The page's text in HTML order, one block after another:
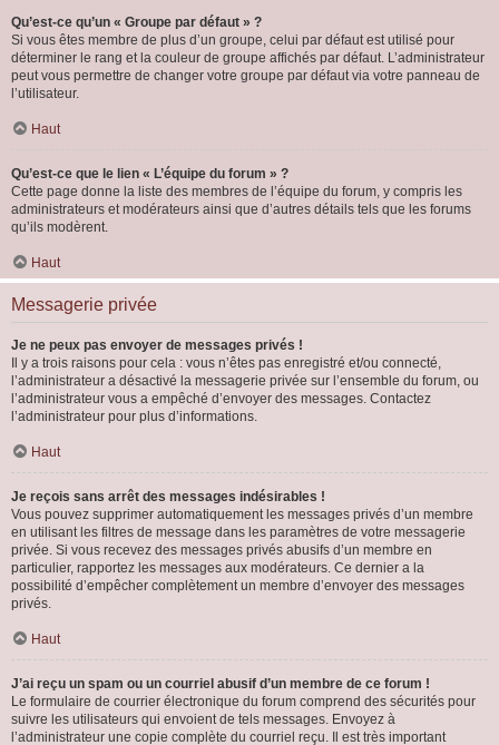
Qu’est-ce qu’un « Groupe par défaut » ?
Si vous êtes membre de plus d’un groupe, celui par défaut est utilisé pour
déterminer le rang et la couleur de groupe affichés par défaut. L’administrateur
peut vous permettre de changer votre groupe par défaut via votre panneau de
l’utilisateur.
Haut
Qu’est-ce que le lien « L’équipe du forum » ?
Cette page donne la liste des membres de l’équipe du forum, y compris les
administrateurs et modérateurs ainsi que d’autres détails tels que les forums
qu’ils modèrent.
Haut
Messagerie privée
Je ne peux pas envoyer de messages privés !
Il y a trois raisons pour cela : vous n’êtes pas enregistré et/ou connecté,
l’administrateur a désactivé la messagerie privée sur l’ensemble du forum, ou
l’administrateur vous a empêché d’envoyer des messages. Contactez
l’administrateur pour plus d’informations.
Haut
Je reçois sans arrêt des messages indésirables !
Vous pouvez supprimer automatiquement les messages privés d’un membre
en utilisant les filtres de message dans les paramètres de votre messagerie
privée. Si vous recevez des messages privés abusifs d’un membre en
particulier, rapportez les messages aux modérateurs. Ce dernier a la
possibilité d’empêcher complètement un membre d’envoyer des messages
privés.
Haut
J’ai reçu un spam ou un courriel abusif d’un membre de ce forum !
Le formulaire de courrier électronique du forum comprend des sécurités pour
suivre les utilisateurs qui envoient de tels messages. Envoyez à
l’administrateur une copie complète du courriel reçu. Il est très important